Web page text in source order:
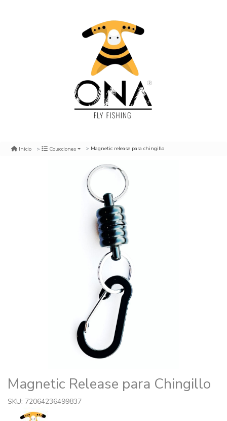
Inicio Colecciones Magnetic release para chingillo
Magnetic Release para Chingillo
SKU: 72064236499837